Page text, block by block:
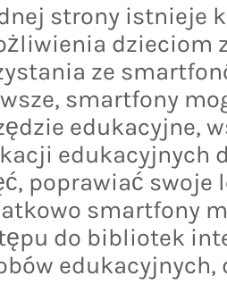
strony istnieje
dzieciom
ze
smartfony
edukacyjne,
edukacyjnych
poprawiać swoje
smartfony
do bibliotek